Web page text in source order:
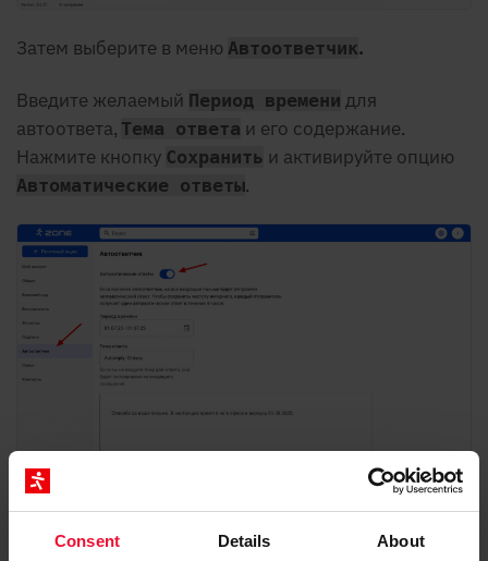
Consent Details About
Затем выберите в меню Автоответчик.
Введите желаемый Период времени для
автоответа, Тема ответа и его содержание.
Нажмите кнопку Сохранить и активируйте опцию
Автоматические ответы.